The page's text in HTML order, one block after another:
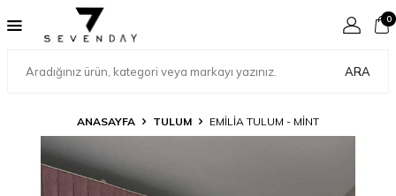
ARA
0
ANASAYFA TULUM EMILIA TULUM - MINT